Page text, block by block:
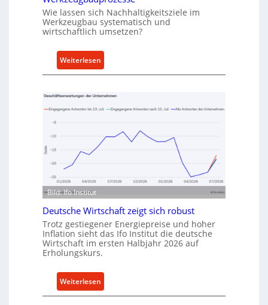
r
t
A
k
a
I
r
i
e
-
s
Wie lassen sich Nachhaltigkeitsziele im
Werkzeugbau systematisch und
wirtschaftlich umsetzen?
Weiterlesen
M
t
h
d
e
ü
r
n
a
c
h
a
t
Bild: Ifo Institut
Deutsche Wirtschaft zeigt sich robust
Trotz gestiegener Energiepreise und hoher
Inflation sieht das Ifo Institut die deutsche
Wirtschaft im ersten Halbjahr 2026 auf
Erholungskurs.
Weiterlesen
D